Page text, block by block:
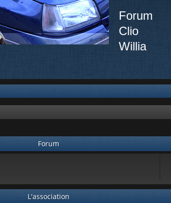
Forum
Clio
Willia
Forum
L'association